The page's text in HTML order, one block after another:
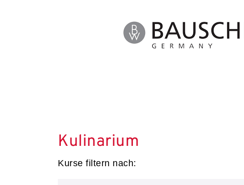
Kulinarium
Kurse filtern nach: